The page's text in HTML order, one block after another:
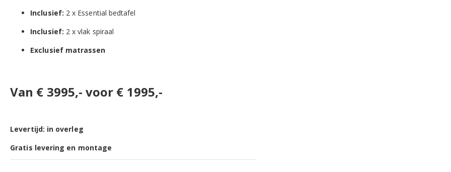
Inclusief: 2 x Essential bedtafel
Inclusief: 2 x vlak spiraal
Exclusief matrassen
Van € 3995,- voor € 1995,-
Levertijd: in overleg
Gratis levering en montage